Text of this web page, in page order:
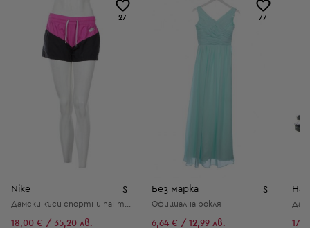
27
Nike S
18,00 € / 35,20 лв.
77
Без марка S
Официална рокля
6,64 € / 12,99 лв.